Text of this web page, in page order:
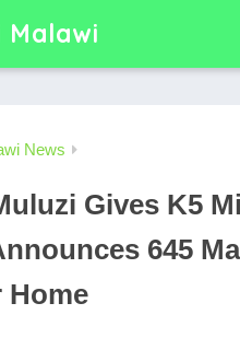
Malawi
News
Gives K5
645
Home